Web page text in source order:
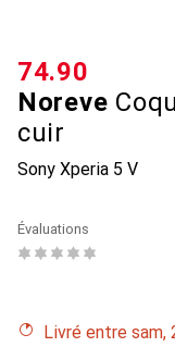
Noreve
cuir
Sony Xperia 5 V
CHF
74.90
Évaluations
Livré entre